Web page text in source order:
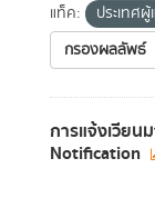
แท็ค:
ประเทศ
กรองผลลัพธ์
การแจ้งเวียน
Notification